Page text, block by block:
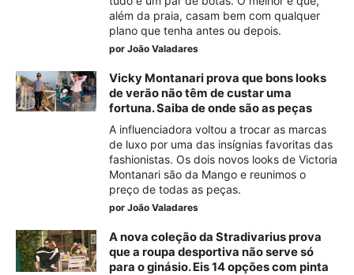
além da praia, casam bem com qualquer
plano que tenha antes ou depois.
por João Valadares
Vicky Montanari prova que bons looks
de verão não têm de custar uma
fortuna. Saiba de onde são as peças
A influenciadora voltou a trocar as marcas
de luxo por uma das insígnias favoritas das
fashionistas. Os dois novos looks de Victoria
Montanari são da Mango e reunimos o
preço de todas as peças.
por João Valadares
A nova coleção da Stradivarius prova
que a roupa desportiva não serve só
para o ginásio. Eis 14 opções com pinta